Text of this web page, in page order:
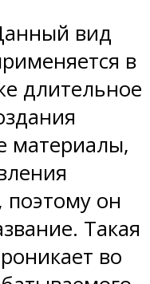
вид
в
длительное
материалы,
поэтому он
Такая
во